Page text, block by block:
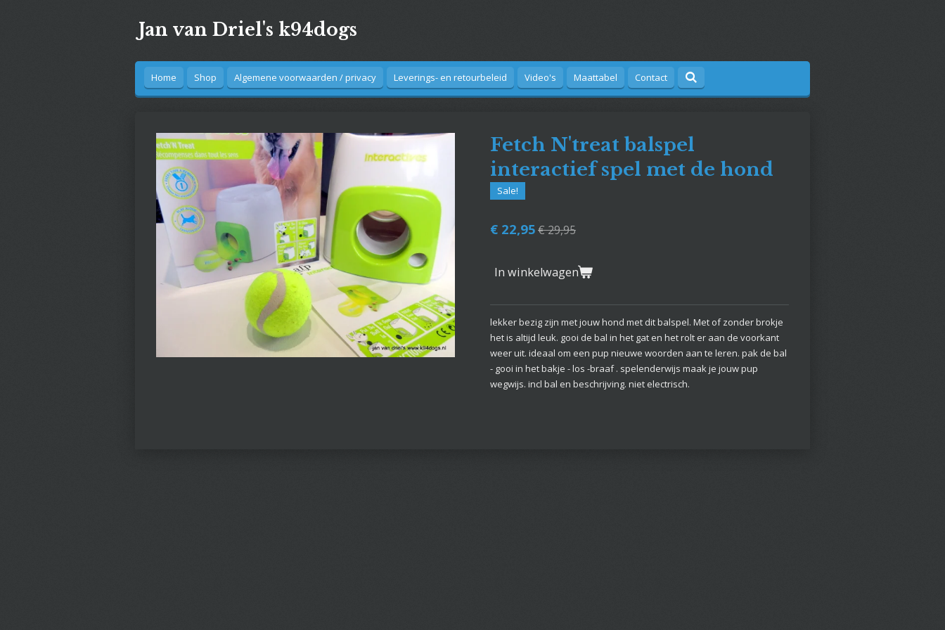
Jan van Driel's k94dogs
Home Shop Algemene voorwaarden / privacy Leverings- en retourbeleid Video's Maattabel Contact
Fetch N'treat balspel
interactief spel met de hond
Sale!
€ 22,95€ 29,95
In winkelwagen
lekker bezig zijn met jouw hond met dit balspel. Met of zonder brokje
het is altijd leuk. gooi de bal in het gat en het rolt er aan de voorkant
weer uit. ideaal om een pup nieuwe woorden aan te leren. pak de bal
- gooi in het bakje - los -braaf . spelenderwijs maak je jouw pup
wegwijs. incl bal en beschrijving. niet electrisch.